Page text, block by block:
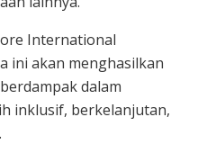
International
ini akan menghasilkan
dalam
inklusif, berkelanjutan,